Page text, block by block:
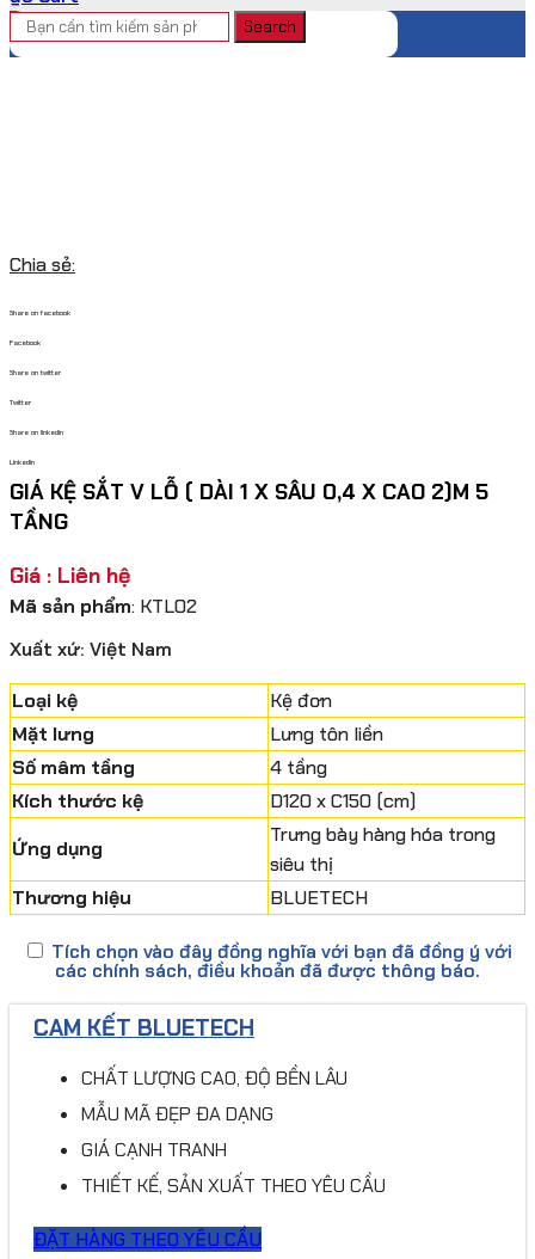
Search
Chia sẻ:
Share on facebook
Facebook
Share on twitter
Twitter
Share on linkedin
LinkedIn
GIÁ KỆ SẮT V LỖ ( DÀI 1 X SÂU 0,4 X CAO 2)M 5
TẦNG
Giá : Liên hệ
Mã sản phẩm: KTL02
Xuất xứ: Việt Nam
Loại kệ
Kệ đơn
Mặt lưng
Lưng tôn liền
Số mâm tầng
4 tầng
Kích thước kệ
D120 x C150 (cm)
Ứng dụng
Trưng bày hàng hóa trong
siêu thị
Thương hiệu
BLUETECH
Tích chọn vào đây đồng nghĩa với bạn đã đồng ý với
các chính sách, điều khoản đã được thông báo.
CAM KẾT BLUETECH
CHẤT LƯỢNG CAO, ĐỘ BỀN LÂU
MẪU MÃ ĐẸP ĐA DẠNG
GIÁ CẠNH TRANH
THIẾT KẾ, SẢN XUẤT THEO YÊU CẦU
ĐẶT HÀNG THEO YÊU CẦU